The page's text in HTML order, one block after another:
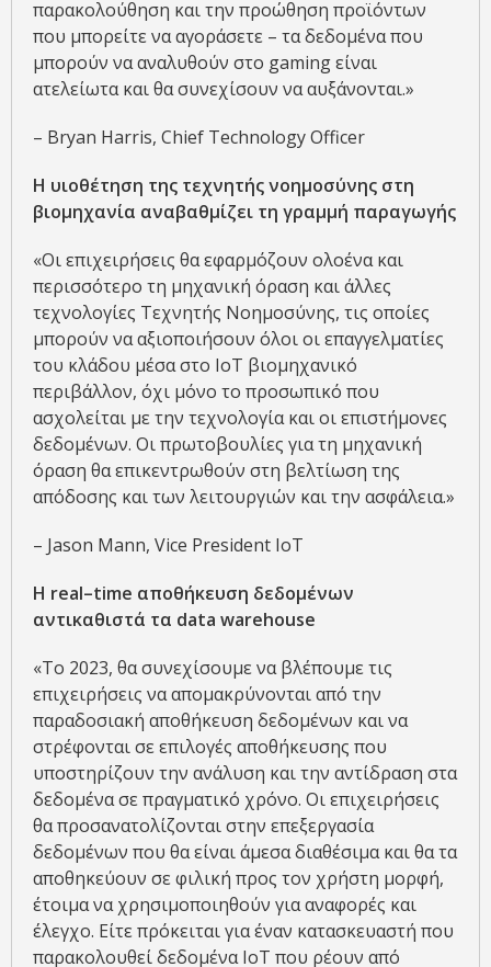
παρακολούθηση και την προώθηση προϊόντων
που μπορείτε να αγοράσετε – τα δεδομένα που
μπορούν να αναλυθούν στο gaming είναι
ατελείωτα και θα συνεχίσουν να αυξάνονται.»
– Bryan Harris, Chief Technology Officer
Η υιοθέτηση της τεχνητής νοημοσύνης στη
βιομηχανία αναβαθμίζει τη γραμμή παραγωγής
«Οι επιχειρήσεις θα εφαρμόζουν ολοένα και
περισσότερο τη μηχανική όραση και άλλες
τεχνολογίες Τεχνητής Νοημοσύνης, τις οποίες
μπορούν να αξιοποιήσουν όλοι οι επαγγελματίες
του κλάδου μέσα στο IoT βιομηχανικό
περιβάλλον, όχι μόνο το προσωπικό που
ασχολείται με την τεχνολογία και οι επιστήμονες
δεδομένων. Οι πρωτοβουλίες για τη μηχανική
όραση θα επικεντρωθούν στη βελτίωση της
απόδοσης και των λειτουργιών και την ασφάλεια.»
– Jason Mann, Vice President IoT
Η real–time αποθήκευση δεδομένων
αντικαθιστά τα data warehouse
«Το 2023, θα συνεχίσουμε να βλέπουμε τις
επιχειρήσεις να απομακρύνονται από την
παραδοσιακή αποθήκευση δεδομένων και να
στρέφονται σε επιλογές αποθήκευσης που
υποστηρίζουν την ανάλυση και την αντίδραση στα
δεδομένα σε πραγματικό χρόνο. Οι επιχειρήσεις
θα προσανατολίζονται στην επεξεργασία
δεδομένων που θα είναι άμεσα διαθέσιμα και θα τα
αποθηκεύουν σε φιλική προς τον χρήστη μορφή,
έτοιμα να χρησιμοποιηθούν για αναφορές και
έλεγχο. Είτε πρόκειται για έναν κατασκευαστή που
παρακολουθεί δεδομένα IoT που ρέουν από